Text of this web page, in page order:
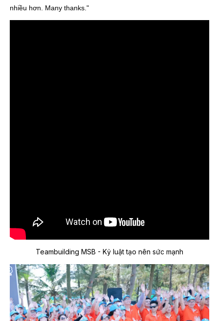
nhiều hơn. Many thanks."
Teambuilding MSB - Kỷ luật tạo nên sức mạnh